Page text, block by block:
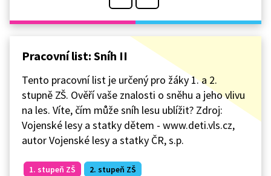
Pracovní list: Sníh II
Tento pracovní list je určený pro žáky 1. a 2.
stupně ZŠ. Ověří vaše znalosti o sněhu a jeho vlivu
na les. Víte, čím může sníh lesu ublížit? Zdroj:
Vojenské lesy a statky dětem - www.deti.vls.cz,
autor Vojenské lesy a statky ČR, s.p.
1. stupeň ZŠ
2. stupeň ZŠ